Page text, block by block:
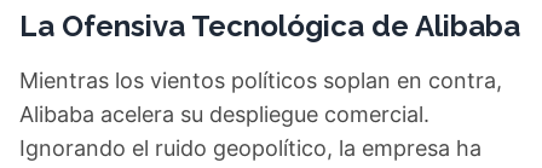
La Ofensiva Tecnológica de Alibaba
Mientras los vientos políticos soplan en contra,
Alibaba acelera su despliegue comercial.
Ignorando el ruido geopolítico, la empresa ha